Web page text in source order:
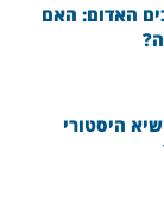
האדום: האם
היסטורי